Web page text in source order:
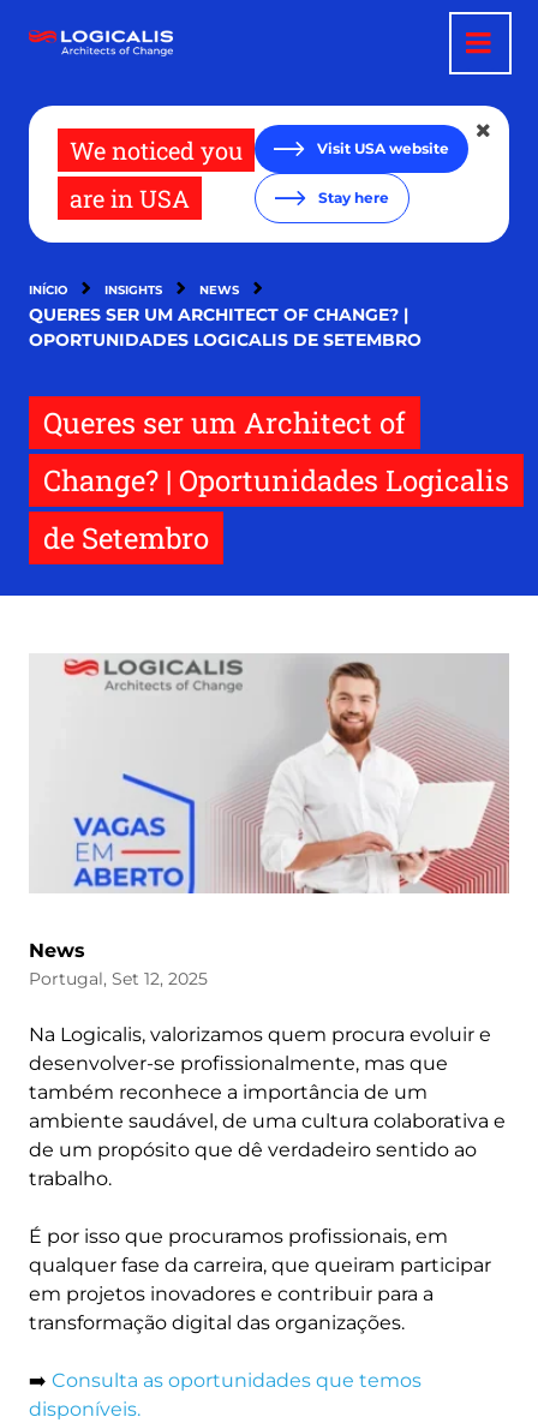
para
We noticed you
are in USA
Visit USA website
Stay here
INÍCIO INSIGHTS NEWS
QUERES SER UM ARCHITECT OF CHANGE? |
OPORTUNIDADES LOGICALIS DE SETEMBRO
Queres ser um Architect of
Change? | Oportunidades Logicalis
de Setembro
News
Portugal, Set 12, 2025
Na Logicalis, valorizamos quem procura evoluir e
desenvolver-se profissionalmente, mas que
também reconhece a importância de um
ambiente saudável, de uma cultura colaborativa e
de um propósito que dê verdadeiro sentido ao
trabalho.
É por isso que procuramos profissionais, em
qualquer fase da carreira, que queiram participar
em projetos inovadores e contribuir para a
transformação digital das organizações.
➡️ Consulta as oportunidades que temos
disponíveis.